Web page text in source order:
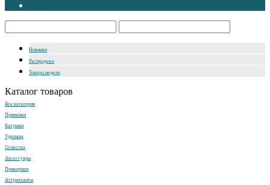
Новинки
Распродажа
Товары недели
Каталог товаров
Все категории
Приманки
Катушки
Удилища
Оснастка
Аксессуары
Прикормки
Аттрактанты